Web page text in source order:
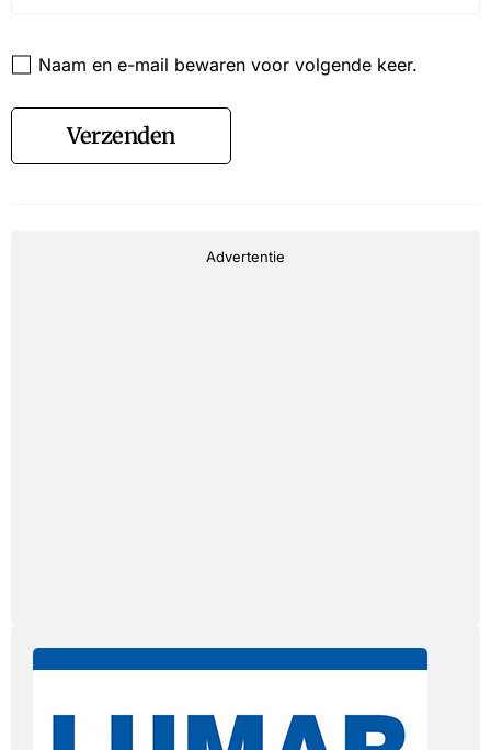
Naam en e-mail bewaren voor volgende keer.
Verzenden
Advertentie